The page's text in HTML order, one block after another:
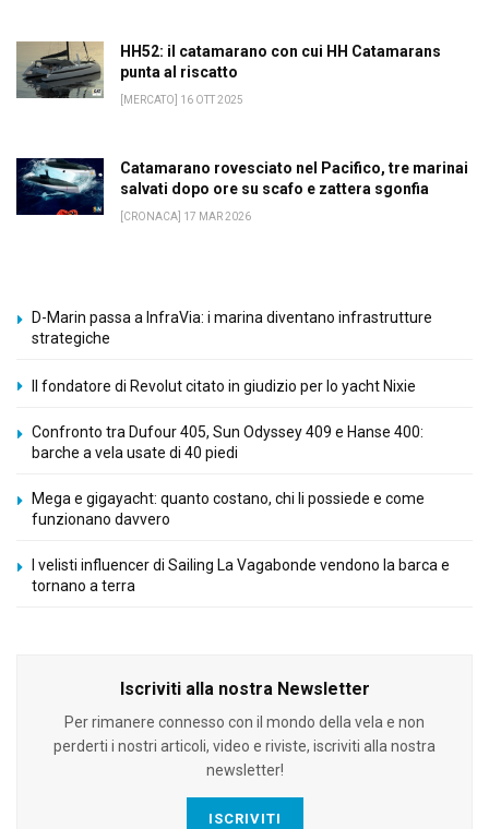
HH52: il catamarano con cui HH Catamarans
punta al riscatto
[MERCATO] 16 OTT 2025
Catamarano rovesciato nel Pacifico, tre marinai
salvati dopo ore su scafo e zattera sgonfia
[CRONACA] 17 MAR 2026
D-Marin passa a InfraVia: i marina diventano infrastrutture
strategiche
Il fondatore di Revolut citato in giudizio per lo yacht Nixie
Confronto tra Dufour 405, Sun Odyssey 409 e Hanse 400:
barche a vela usate di 40 piedi
Mega e gigayacht: quanto costano, chi li possiede e come
funzionano davvero
I velisti influencer di Sailing La Vagabonde vendono la barca e
tornano a terra
Iscriviti alla nostra Newsletter
Per rimanere connesso con il mondo della vela e non
perderti i nostri articoli, video e riviste, iscriviti alla nostra
newsletter!
ISCRIVITI